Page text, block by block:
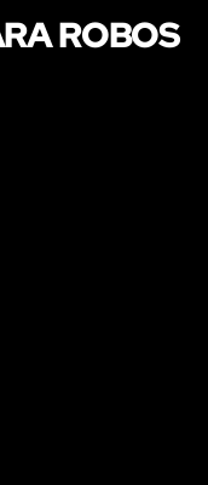
ROBOS